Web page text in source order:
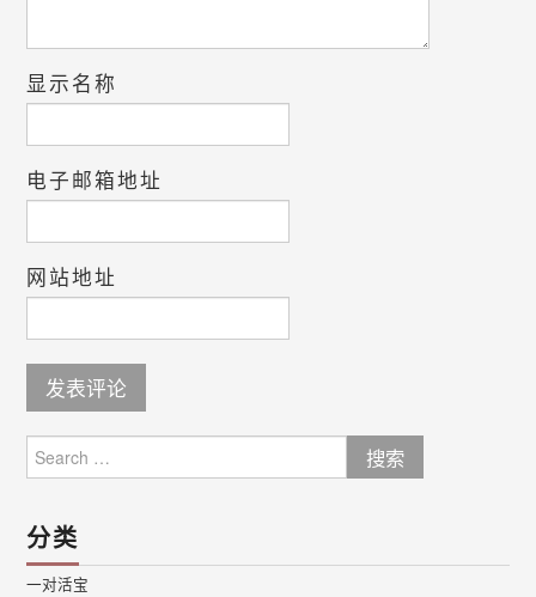
显示名称
电子邮箱地址
网站地址
for:
分类
一对活宝